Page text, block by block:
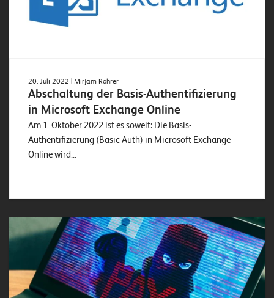
20. Juli 2022 | Mirjam Rohrer
Abschaltung der Basis-Authentifizierung
in Microsoft Exchange Online
Am 1. Oktober 2022 ist es soweit: Die Basis-
Authentifizierung (Basic Auth) in Microsoft Exchange
Online wird...